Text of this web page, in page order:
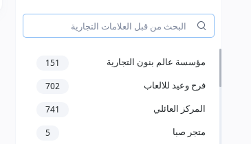
مؤسسة عالم بنون التجارية 151
فرح وعيد للالعاب 702
المركز العائلي 741
متجر صبا 5